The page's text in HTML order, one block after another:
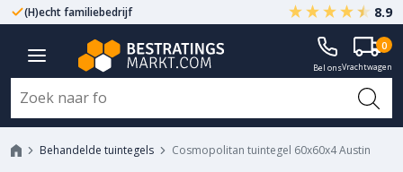
(H)echt familiebedrijf Gegarandeerd A-kwaliteit
8.9
Bel onsVrachtwagen
0
Behandelde tuintegels Cosmopolitan tuintegel 60x60x4 Austin
Cosmopolitan tuintegel 60x60x4
Austin